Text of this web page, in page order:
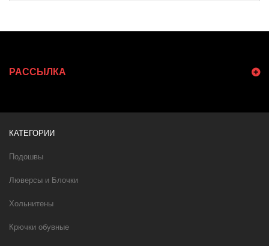
РАССЫЛКА
КАТЕГОРИИ
Подошвы
Люверсы и Блочки
Хольнитены
Крючки обувные